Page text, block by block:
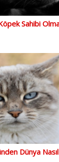
Sahibi
Dünya